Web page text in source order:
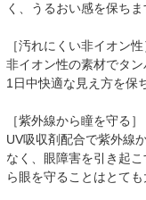
く、うるおい感を保ちま
［汚れにくい非イオン性
非イオン性の素材でタ
1日中快適な見え方を保
［紫外線から瞳を守る］
UV吸収剤配合で紫外線
なく、眼障害を引き起
ら眼を守ることはとても